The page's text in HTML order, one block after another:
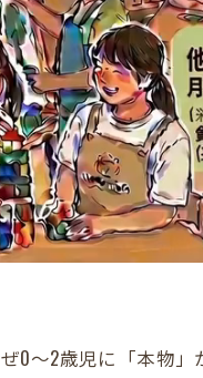
0〜2歳児に「本物」